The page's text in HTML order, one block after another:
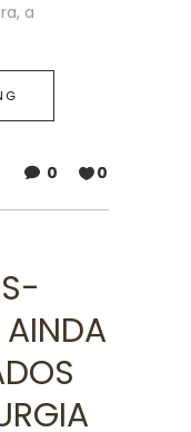
a
0 0
AINDA